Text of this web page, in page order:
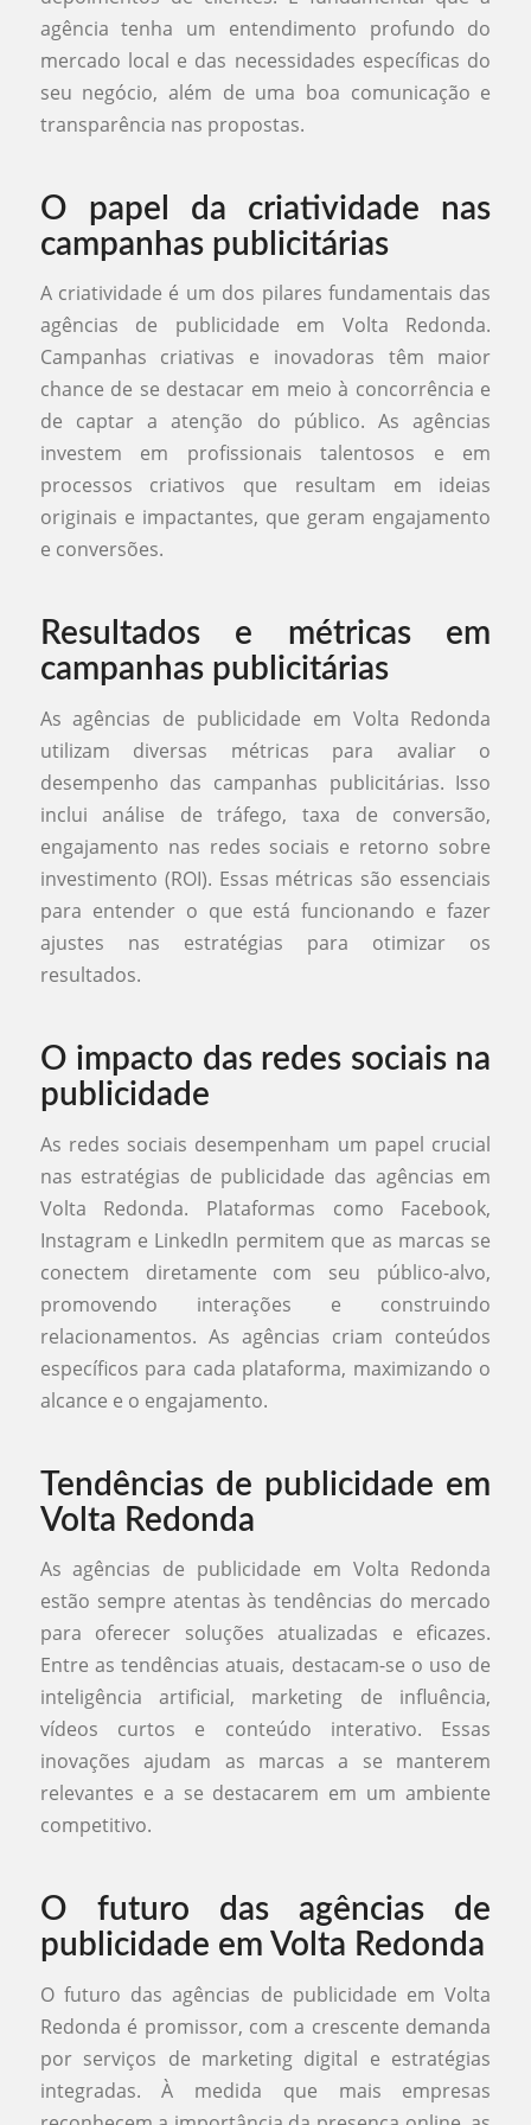
agência tenha um entendimento profundo do
mercado local e das necessidades específicas do
seu negócio, além de uma boa comunicação e
transparência nas propostas.
O papel da criatividade nas
campanhas publicitárias
A criatividade é um dos pilares fundamentais das
agências de publicidade em Volta Redonda.
Campanhas criativas e inovadoras têm maior
chance de se destacar em meio à concorrência e
de captar a atenção do público. As agências
investem em profissionais talentosos e em
processos criativos que resultam em ideias
originais e impactantes, que geram engajamento
e conversões.
Resultados e métricas em
campanhas publicitárias
As agências de publicidade em Volta Redonda
utilizam diversas métricas para avaliar o
desempenho das campanhas publicitárias. Isso
inclui análise de tráfego, taxa de conversão,
engajamento nas redes sociais e retorno sobre
investimento (ROI). Essas métricas são essenciais
para entender o que está funcionando e fazer
ajustes nas estratégias para otimizar os
resultados.
O impacto das redes sociais na
publicidade
As redes sociais desempenham um papel crucial
nas estratégias de publicidade das agências em
Volta Redonda. Plataformas como Facebook,
Instagram e LinkedIn permitem que as marcas se
conectem diretamente com seu público-alvo,
promovendo interações e construindo
relacionamentos. As agências criam conteúdos
específicos para cada plataforma, maximizando o
alcance e o engajamento.
Tendências de publicidade em
Volta Redonda
As agências de publicidade em Volta Redonda
estão sempre atentas às tendências do mercado
para oferecer soluções atualizadas e eficazes.
Entre as tendências atuais, destacam-se o uso de
inteligência artificial, marketing de influência,
vídeos curtos e conteúdo interativo. Essas
inovações ajudam as marcas a se manterem
relevantes e a se destacarem em um ambiente
competitivo.
O futuro das agências de
publicidade em Volta Redonda
O futuro das agências de publicidade em Volta
Redonda é promissor, com a crescente demanda
por serviços de marketing digital e estratégias
integradas. À medida que mais empresas